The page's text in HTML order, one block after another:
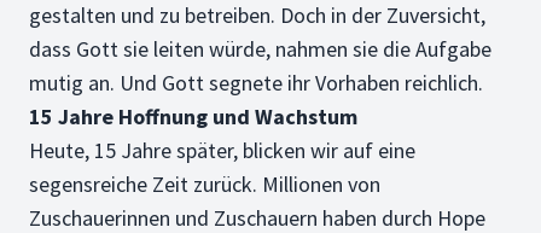
gestalten und zu betreiben. Doch in der Zuversicht,
dass Gott sie leiten würde, nahmen sie die Aufgabe
mutig an. Und Gott segnete ihr Vorhaben reichlich.
15 Jahre Hoffnung und Wachstum
Heute, 15 Jahre später, blicken wir auf eine
segensreiche Zeit zurück. Millionen von
Zuschauerinnen und Zuschauern haben durch Hope